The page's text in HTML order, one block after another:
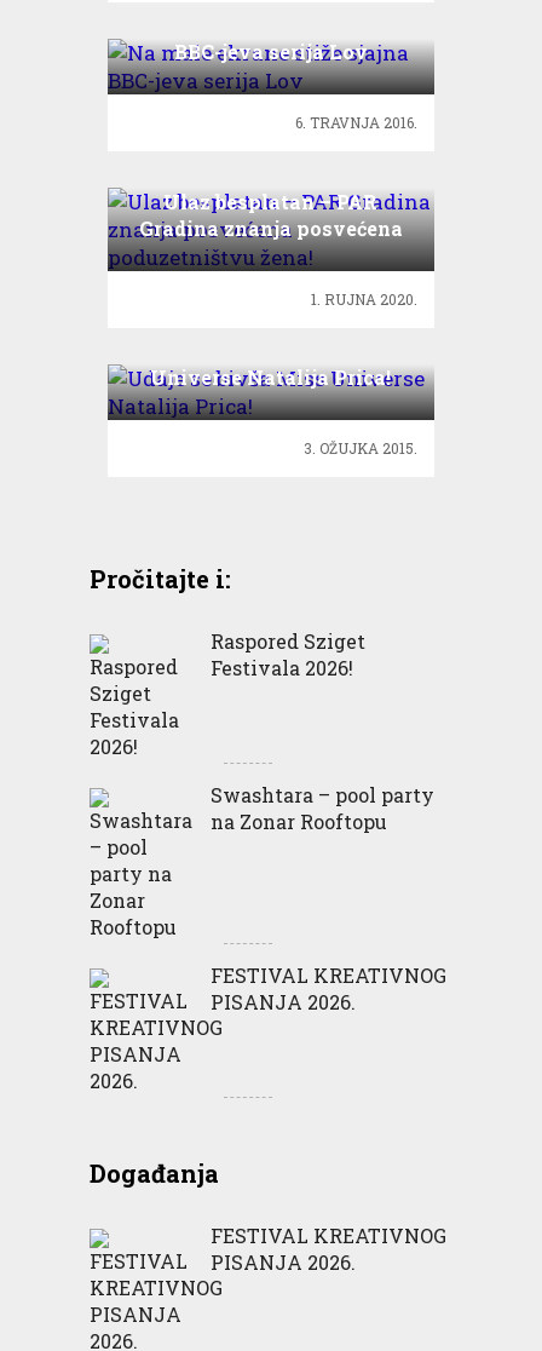
BBC-jeva serija Lov
6. TRAVNJA 2016.
Ulaz besplatan – PAR
Gradina znanja posvećena
poduzetništvu žena!
1. RUJNA 2020.
Universe Natalija Prica!
3. OŽUJKA 2015.
Pročitajte i:
Raspored Sziget
Festivala 2026!
Swashtara – pool party
na Zonar Rooftopu
FESTIVAL KREATIVNOG
PISANJA 2026.
Događanja
FESTIVAL KREATIVNOG
PISANJA 2026.